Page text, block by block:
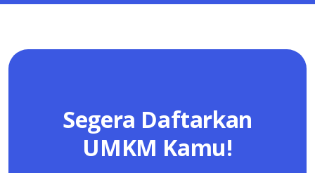
Segera Daftarkan
UMKM Kamu!